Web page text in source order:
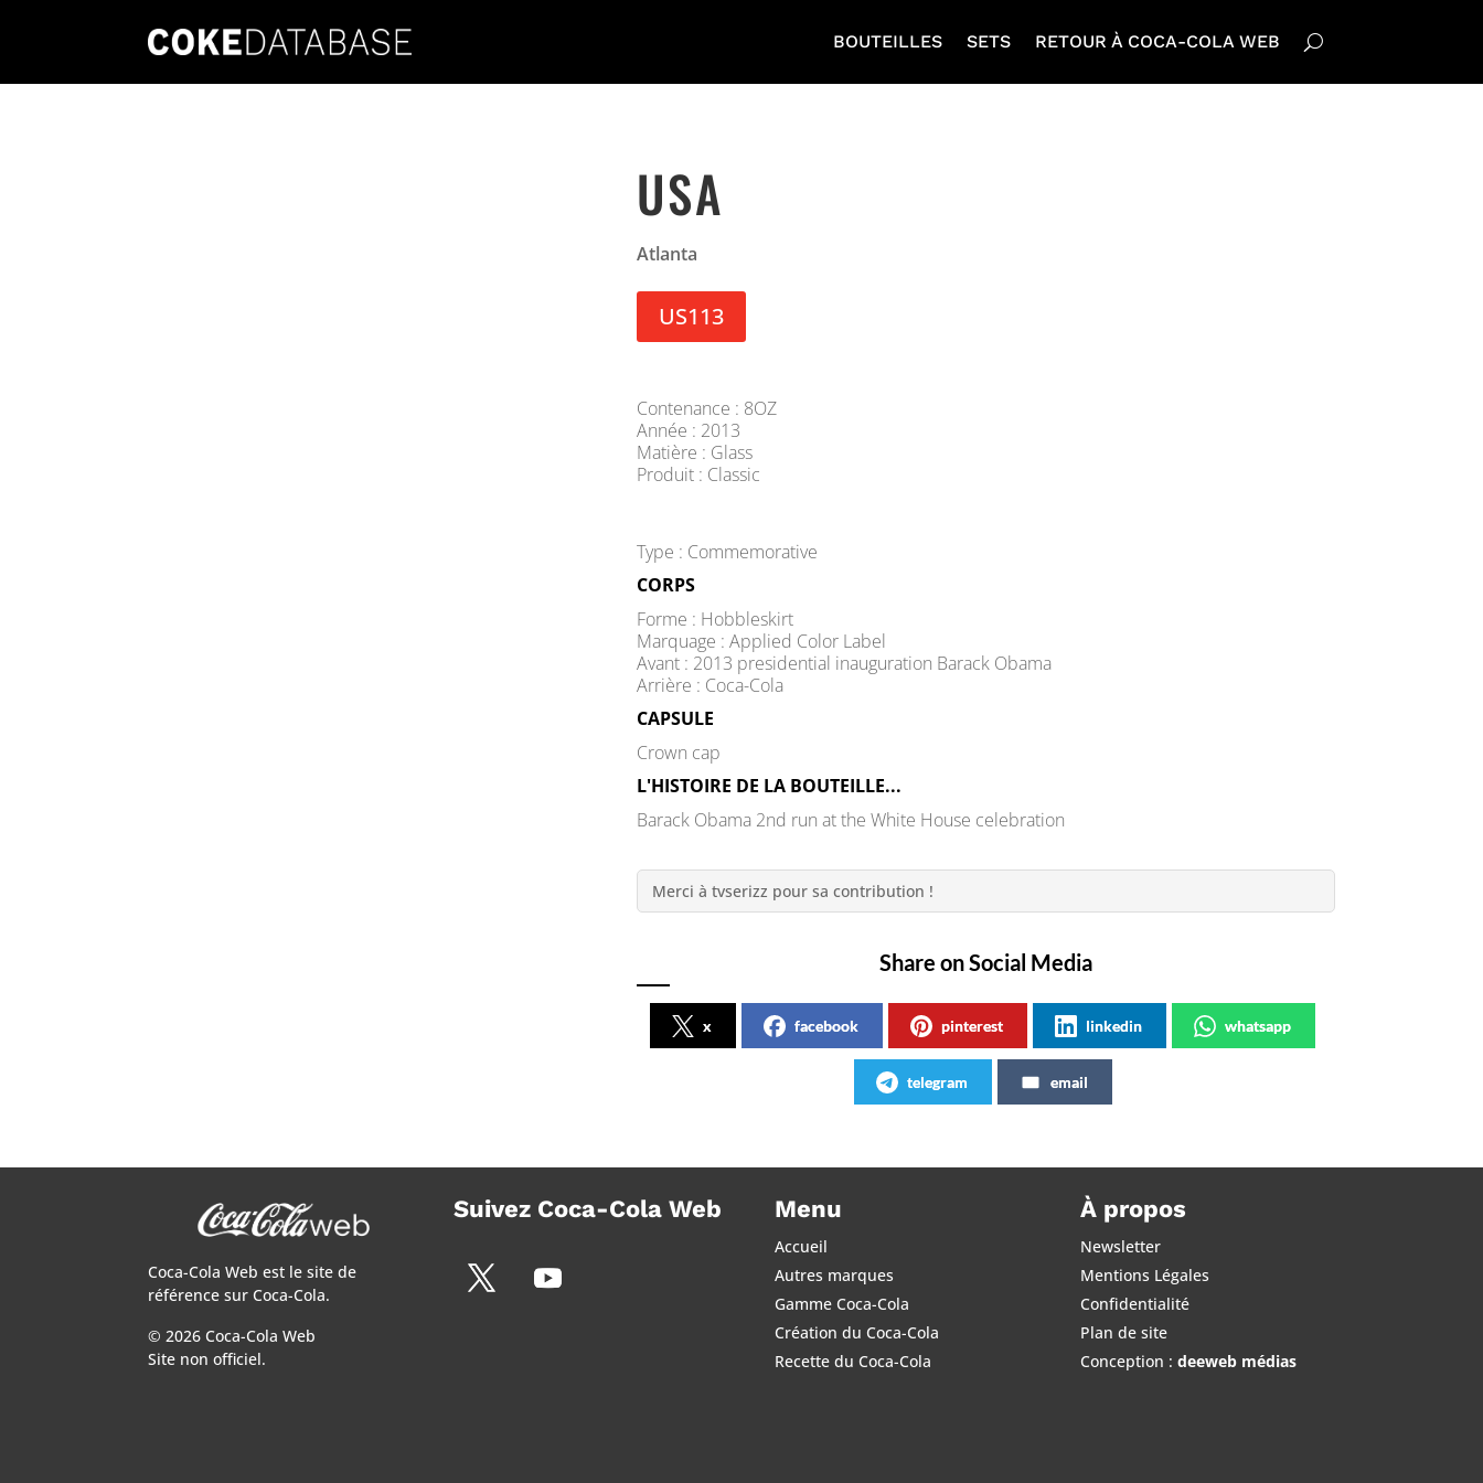
BOUTEILLES SETS RETOUR À COCA-COLA WEB
USA
Atlanta
US113
Contenance : 8OZ
Année : 2013
Matière : Glass
Produit : Classic
Type : Commemorative
CORPS
Forme : Hobbleskirt
Marquage : Applied Color Label
Avant : 2013 presidential inauguration Barack Obama
Arrière : Coca-Cola
CAPSULE
Crown cap
L'HISTOIRE DE LA BOUTEILLE...
Barack Obama 2nd run at the White House celebration
Merci à tvserizz pour sa contribution !
Share on Social Media
x facebook pinterest linkedin whatsapp
telegram email
Coca-Cola Web est le site de
référence sur Coca-Cola.
© 2026 Coca-Cola Web
Site non officiel.
Suivez Coca-Cola Web Menu
Accueil
Autres marques
Gamme Coca-Cola
Création du Coca-Cola
Recette du Coca-Cola
À propos
Newsletter
Mentions Légales
Confidentialité
Plan de site
Conception : deeweb médias